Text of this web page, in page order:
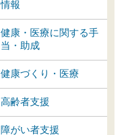
情報
健康・医療に関する手
当・助成
健康づくり・医療
高齢者支援
障がい者支援